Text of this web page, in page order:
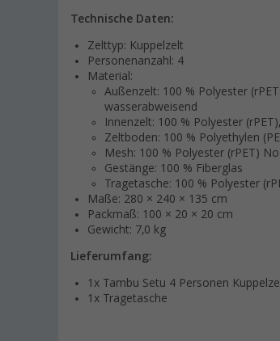
Technische Daten:
Zelttyp: Kuppelzelt
Personenanzahl: 4
Material:
Außenzelt: 100 % Polyester
wasserabweisend
Innenzelt: 100 % Polyester
Zeltboden: 100 % Polyethylen
Mesh: 100 % Polyester (rPET)
Gestänge: 100 % Fiberglas
Tragetasche: 100 % Polyester
Maße: 280 × 240 × 135 cm
Packmaß: 100 × 20 × 20 cm
Gewicht: 7,0 kg
Lieferumfang:
1x Tambu Setu 4 Personen
1x Tragetasche